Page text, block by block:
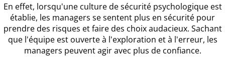
En effet, lorsqu'une culture de sécurité psychologique est
établie, les managers se sentent plus en sécurité pour
prendre des risques et faire des choix audacieux. Sachant
que l'équipe est ouverte à l'exploration et à l'erreur, les
managers peuvent agir avec plus de confiance.